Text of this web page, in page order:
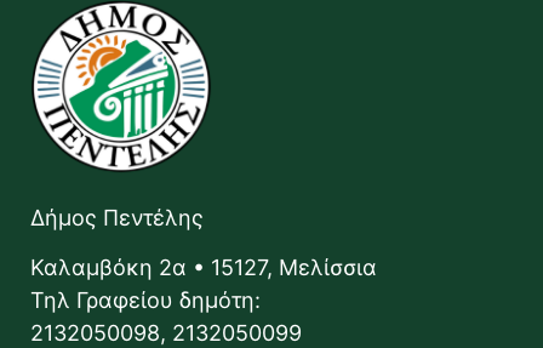
Δήμος Πεντέλης
Καλαμβόκη 2α • 15127, Μελίσσια
Τηλ Γραφείου δημότη:
2132050098, 2132050099